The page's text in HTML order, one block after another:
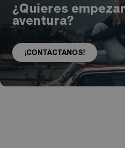
¿Quieres
aventura?
¡CONTACTANOS!